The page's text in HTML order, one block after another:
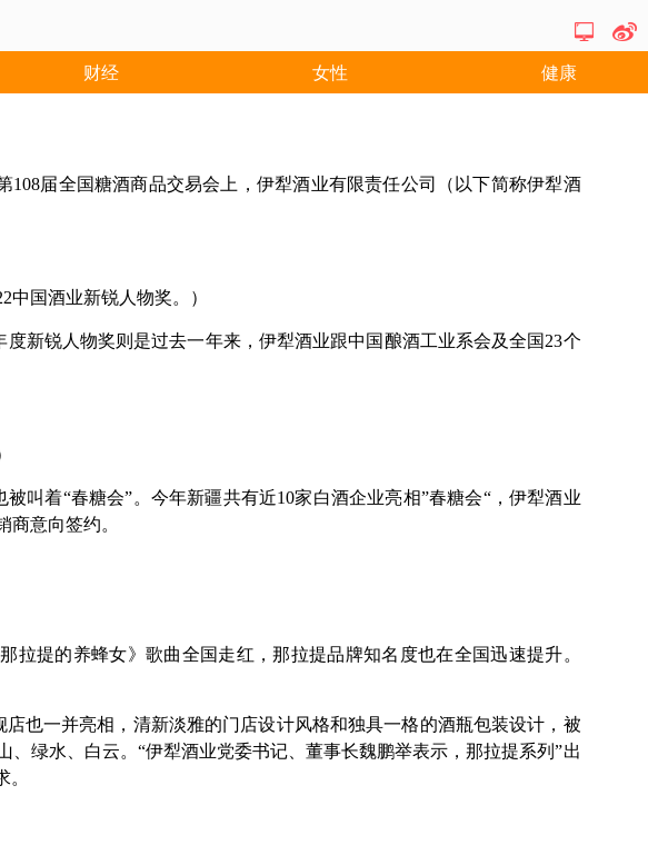
财经 女性 健康
届全国糖酒商品交易会上，伊犁酒业有限责任公司（以下简称伊犁酒
中国酒业新锐人物奖。）
新锐人物奖则是过去一年来，伊犁酒业跟中国酿酒工业系会及全国23个
叫着“春糖会”。今年新疆共有近10家白酒企业亮相”春糖会“，伊犁酒业
意向签约。
提的养蜂女》歌曲全国走红，那拉提品牌知名度也在全国迅速提升。
也一并亮相，清新淡雅的门店设计风格和独具一格的酒瓶包装设计，被
绿水、白云。“伊犁酒业党委书记、董事长魏鹏举表示，那拉提系列”出